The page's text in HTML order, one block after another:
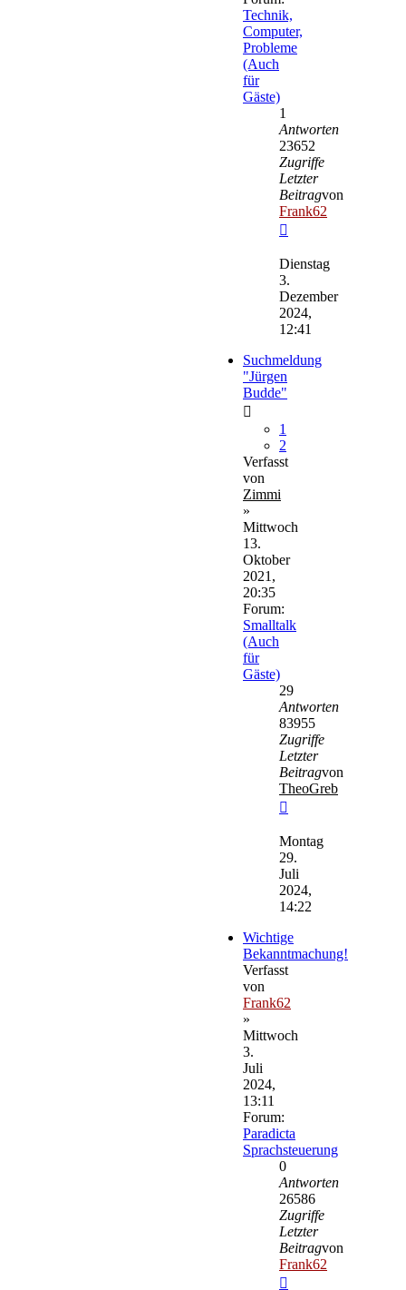
Technik,
Computer,
Probleme
(Auch
für
Gäste)
1
Antworten
23652
Zugriffe
Letzter
Beitragvon
Frank62
Beitrag
Dienstag
3.
Dezember
2024,
12:41
Suchmeldung
"Jürgen
Budde"
1
2
Verfasst
von
Zimmi
»
Mittwoch
13.
Oktober
2021,
20:35
Forum:
Smalltalk
(Auch
für
Gäste)
29
Antworten
83955
Zugriffe
Letzter
Beitragvon
TheoGreb
Beitrag
Montag
29.
Juli
2024,
14:22
Wichtige
Bekanntmachung!
Verfasst
von
Frank62
»
Mittwoch
3.
Juli
2024,
13:11
Forum:
Paradicta
Sprachsteuerung
0
Antworten
26586
Zugriffe
Letzter
Beitragvon
Frank62